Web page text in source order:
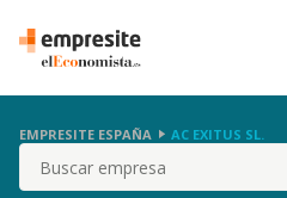
EMPRESITE ESPAÑA AC EXITUS SL.
Buscar